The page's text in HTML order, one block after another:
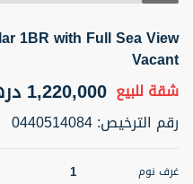
Bathrooms | 1,274.77 Sq
Ft | Ellington House II
شقة للبيع 4,100,000 درهم
2
1BR with Full Sea View
Vacant
شقة للبيع 1,220,000 درهم
رقم الترخيص:
0440514084
غرف نوم 1